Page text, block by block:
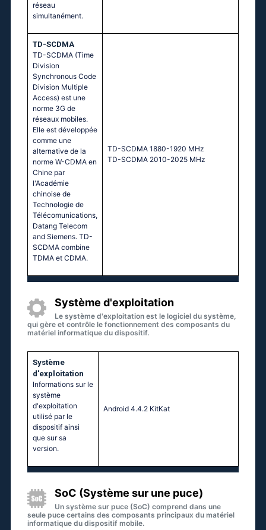
réseau
simultanément.
TD-SCDMA
TD-SCDMA (Time
Division
Synchronous Code
Division Multiple
Access) est une
norme 3G de
réseaux mobiles.
Elle est développée
comme une
alternative de la
norme W-CDMA en
Chine par
l'Académie
chinoise de
Technologie de
Télécomunications,
Datang Telecom
and Siemens. TD-
SCDMA combine
TDMA et CDMA.
TD-SCDMA 1880-1920 MHz
TD-SCDMA 2010-2025 MHz
Système d'exploitation
Le système d'exploitation est le logiciel du système,
qui gère et contrôle le fonctionnement des composants du
matériel informatique du dispositif.
Système
d'exploitation
Informations sur le
système
d'exploitation
utilisé par le
dispositif ainsi
que sur sa
version.
Аndrоid 4.4.2 ΚitΚаt
SoC (Système sur une puce)
Un système sur puce (SoC) comprend dans une
seule puce certains des composants principaux du matériel
informatique du dispositif mobile.